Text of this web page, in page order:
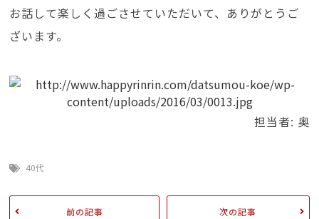
お話して楽しく過ごさせていただいて、ありがとうご
ざいます。
担当者: 奥
40代
前の記事 次の記事